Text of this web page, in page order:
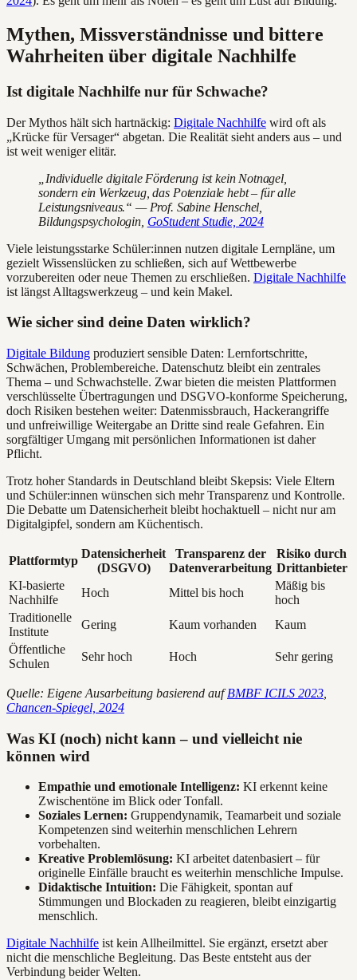
Mythen, Missverständnisse und bittere
Wahrheiten über digitale Nachhilfe
Ist digitale Nachhilfe nur für Schwache?
Der Mythos hält sich hartnäckig: Digitale Nachhilfe wird oft als
„Krücke für Versager“ abgetan. Die Realität sieht anders aus – und
ist weit weniger elitär.
„Individuelle digitale Förderung ist kein Notnagel,
sondern ein Werkzeug, das Potenziale hebt – für alle
Leistungsniveaus.“ — Prof. Sabine Henschel,
Bildungspsychologin, GoStudent Studie, 2024
Viele leistungsstarke Schüler:innen nutzen digitale Lernpläne, um
gezielt Wissenslücken zu schließen, sich auf Wettbewerbe
vorzubereiten oder neue Themen zu erschließen. Digitale Nachhilfe
ist längst Alltagswerkzeug – und kein Makel.
Wie sicher sind deine Daten wirklich?
Digitale Bildung produziert sensible Daten: Lernfortschritte,
Schwächen, Problembereiche. Datenschutz bleibt ein zentrales
Thema – und Schwachstelle. Zwar bieten die meisten Plattformen
verschlüsselte Übertragungen und DSGVO-konforme Speicherung,
doch Risiken bestehen weiter: Datenmissbrauch, Hackerangriffe
und unfreiwillige Weitergabe an Dritte sind reale Gefahren. Ein
sorgfältiger Umgang mit persönlichen Informationen ist daher
Pflicht.
Trotz hoher Standards in Deutschland bleibt Skepsis: Viele Eltern
und Schüler:innen wünschen sich mehr Transparenz und Kontrolle.
Die Debatte um Datensicherheit bleibt hochaktuell – nicht nur am
Digitalgipfel, sondern am Küchentisch.
Plattformtyp
Datensicherheit
(DSGVO)
Transparenz der
Datenverarbeitung
Risiko durch
Drittanbieter
KI-basierte
Nachhilfe
Hoch Mittel bis hoch
Mäßig bis
hoch
Traditionelle
Institute
Gering Kaum vorhanden
Kaum
Öffentliche
Schulen
Sehr hoch Hoch Sehr gering
Quelle: Eigene Ausarbeitung basierend aufBMBF ICILS 2023
Chancen-Spiegel, 2024
Was KI (noch) nicht kann – und vielleicht nie
können wird
Empathie und emotionale Intelligenz: KI erkennt keine
Zwischentöne im Blick oder Tonfall.
Soziales Lernen: Gruppendynamik, Teamarbeit und soziale
Kompetenzen sind weiterhin menschlichen Lehrern
vorbehalten.
Kreative Problemlösung: KI arbeitet datenbasiert – für
originelle Einfälle braucht es weiterhin menschliche Impulse.
Didaktische Intuition: Die Fähigkeit, spontan auf
Stimmungen und Blockaden zu reagieren, bleibt einzigartig
menschlich.
Digitale Nachhilfe ist kein Allheilmittel. Sie ergänzt, ersetzt aber
nicht die menschliche Begleitung. Das Beste entsteht aus der
Verbindung beider Welten.